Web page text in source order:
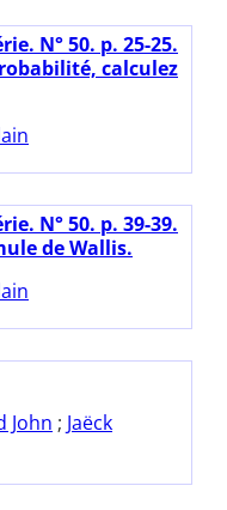
N° 50. p. 25-25.
calculez
N° 50. p. 39-39.
de Wallis.
John ; Jaëck